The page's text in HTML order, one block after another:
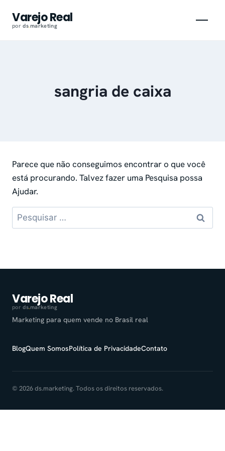
paraVarejo Real
pords.marketing
sangria de caixa
Parece que não conseguimos encontrar o que você
está procurando. Talvez fazer uma Pesquisa possa
Ajudar.
Pesquisar
por:
Varejo Real
pords.marketing
Marketing para quem vende no Brasil real
BlogQuem SomosPolítica de PrivacidadeContato
© 2026 ds.marketing. Todos os direitos reservados.